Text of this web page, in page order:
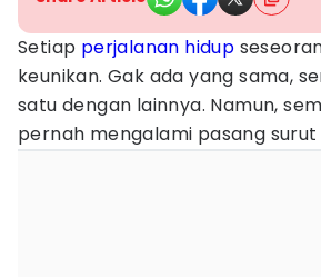
Setiap perjalanan hidup
keunikan. Gak ada yang sama,
satu dengan lainnya. Namun,
pernah mengalami pasang surut